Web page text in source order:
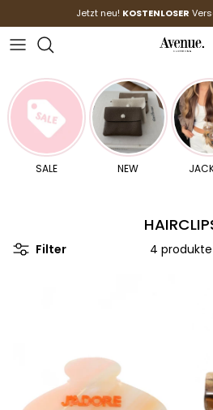
Direkt zum InhaltJetzt neu! KOSTENLOSER
SALE NEW
Filter 4 produkte